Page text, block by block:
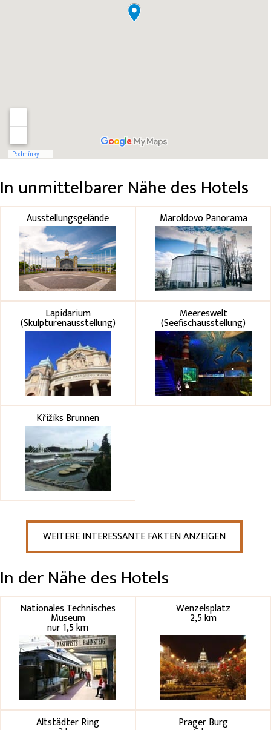
In unmittelbarer Nähe des Hotels
Ausstellungsgelände Maroldovo Panorama
Lapidarium
(Skulpturenausstellung)
Meereswelt
(Seefischausstellung)
Křižíks Brunnen
WEITERE INTERESSANTE FAKTEN ANZEIGEN
In der Nähe des Hotels
Nationales Technisches
Museum
nur 1,5 km
Wenzelsplatz
2,5 km
Altstädter Ring Prager Burg